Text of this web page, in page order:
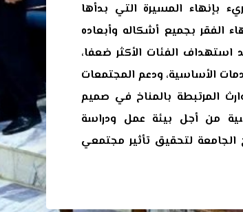
بإنهاء المسيرة التي بدأها
الفقر بجميع أشكاله وأبعاده
الجهد استهداف الفئات الأكثر ضعفا،
الأساسية، ودعم المجتمعات
المرتبطة بالمناخ في صميم
من أجل بيئة عمل ودراسة
لتحقيق تأثير مجتمعي